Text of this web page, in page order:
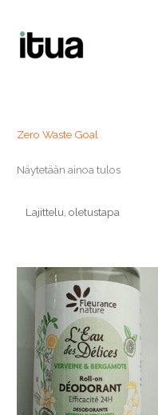
Zero Waste Goal
Näytetään ainoa tulos